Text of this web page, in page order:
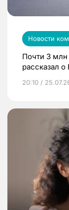
Новости
Почти 3
рассказал
20:10 /